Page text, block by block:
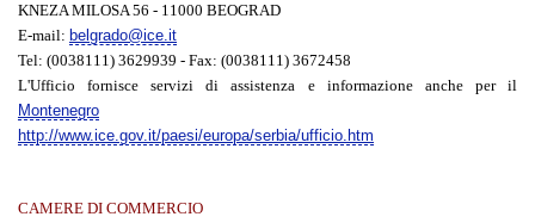
KNEZA MILOSA 56 - 11000 BEOGRAD
E-mail: belgrado@ice.it
Tel: (0038111) 3629939 - Fax: (0038111) 3672458
L'Ufficio fornisce servizi di assistenza e informazione anche per il
Montenegro
http://www.ice.gov.it/paesi/europa/serbia/ufficio.htm
CAMERE DI COMMERCIO